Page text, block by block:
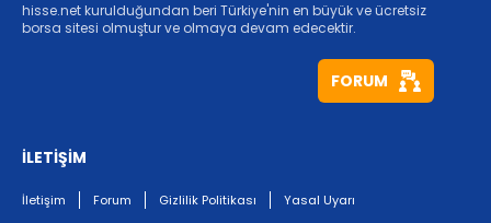
hisse.net kurulduğundan beri Türkiye'nin en büyük ve ücretsiz
borsa sitesi olmuştur ve olmaya devam edecektir.
FORUM
İLETİŞİM
İletişim Forum Gizlilik Politikası Yasal Uyarı